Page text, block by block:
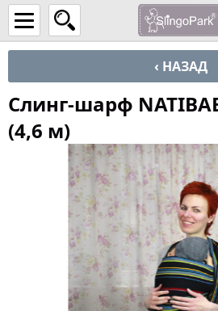
‹ НАЗАД
Слинг-шарф
(4,6 м)